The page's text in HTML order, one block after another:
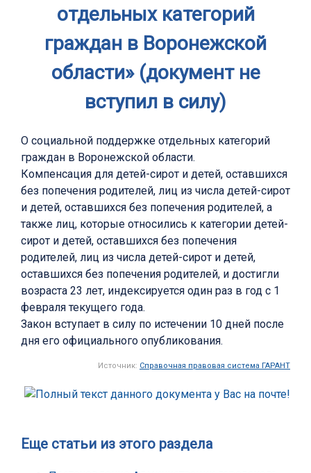
отдельных категорий
граждан в Воронежской
области» (документ не
вступил в силу)
О социальной поддержке отдельных категорий
граждан в Воронежской области.
Компенсация для детей-сирот и детей, оставшихся
без попечения родителей, лиц из числа детей-сирот
и детей, оставшихся без попечения родителей, а
также лиц, которые относились к категории детей-
сирот и детей, оставшихся без попечения
родителей, лиц из числа детей-сирот и детей,
оставшихся без попечения родителей, и достигли
возраста 23 лет, индексируется один раз в год с 1
февраля текущего года.
Закон вступает в силу по истечении 10 дней после
дня его официального опубликования.
Источник: Справочная правовая система ГАРАНТ
Еще статьи из этого раздела